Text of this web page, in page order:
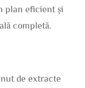
plan eficient și
completă.
de extracte